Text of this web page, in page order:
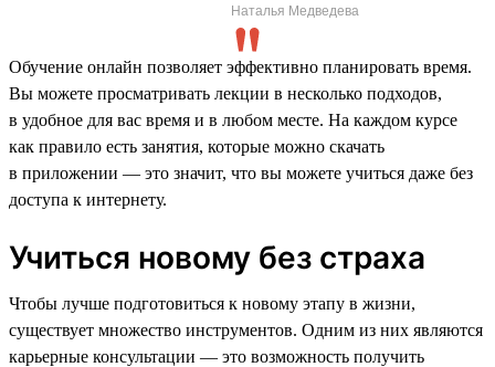
Наталья Медведева
Обучение онлайн позволяет эффективно планировать время.
Вы можете просматривать лекции в несколько подходов,
в удобное для вас время и в любом месте. На каждом курсе
как правило есть занятия, которые можно скачать
в приложении — это значит, что вы можете учиться даже без
доступа к интернету.
Учиться новому без страха
Чтобы лучше подготовиться к новому этапу в жизни,
существует множество инструментов. Одним из них являются
карьерные консультации — это возможность получить